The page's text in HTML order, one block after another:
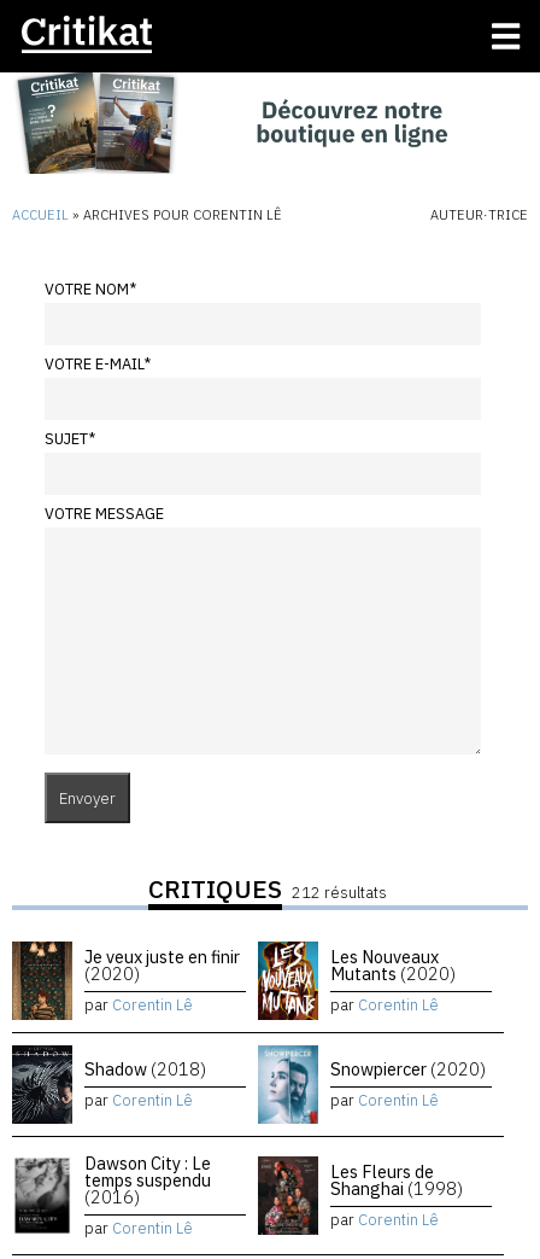
ACCUEIL » ARCHIVES POUR CORENTIN LÊ AUTEUR·TRICE
VOTRE NOM*
VOTRE E-MAIL*
SUJET*
VOTRE MESSAGE
CRITIQUES 212 résultats
Je veux juste en finir
(2020)
par Corentin Lê
Les Nouveaux
Mutants (2020)
par Corentin Lê
Shadow (2018)
par Corentin Lê
Snowpiercer (2020)
par Corentin Lê
Dawson City : Le
temps suspendu
(2016)
par Corentin Lê
Les Fleurs de
Shanghai (1998)
par Corentin Lê